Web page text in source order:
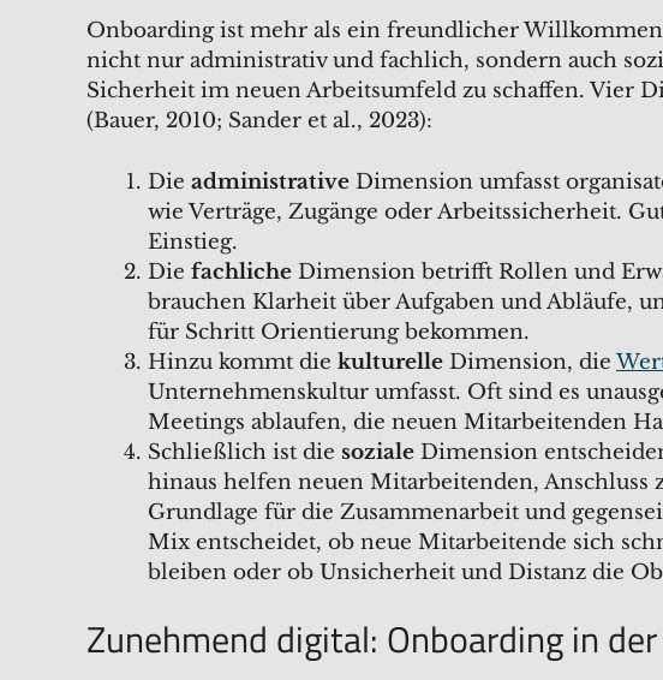
Onboarding ist mehr als ein freundlicher
nicht nur administrativ und fachlich, sondern auch
Sicherheit im neuen Arbeitsumfeld zu schaffen. Vier
(Bauer, 2010; Sander et al., 2023):
Die administrative Dimension umfasst
wie Verträge, Zugänge oder Arbeitssicherheit.
Einstieg.
Die fachliche Dimension betrifft Rollen und
brauchen Klarheit über Aufgaben und Abläufe,
für Schritt Orientierung bekommen.
Hinzu kommt die kulturelle Dimension, die
Unternehmenskultur umfasst. Oft sind es
Meetings ablaufen, die neuen Mitarbeitenden
Schließlich ist die soziale Dimension
hinaus helfen neuen Mitarbeitenden, Anschluss
Grundlage für die Zusammenarbeit und
Mix entscheidet, ob neue Mitarbeitende sich
bleiben oder ob Unsicherheit und Distanz die
Zunehmend digital: Onboarding in